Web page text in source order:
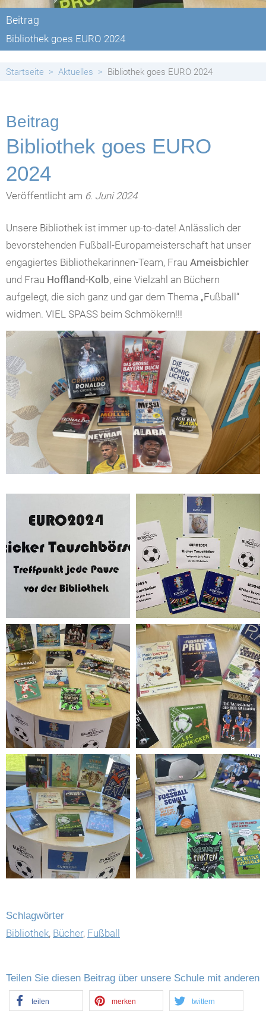
Beitrag
Bibliothek goes EURO 2024
Startseite Aktuelles Bibliothek goes EURO 2024
Beitrag
Bibliothek goes EURO
2024
Veröffentlicht am 6. Juni 2024
Unsere Bibliothek ist immer up-to-date! Anlässlich der
bevorstehenden Fußball-Europameisterschaft hat unser
engagiertes Bibliothekarinnen-Team, Frau Ameisbichler
und Frau Hoffland-Kolb, eine Vielzahl an Büchern
aufgelegt, die sich ganz und gar dem Thema „Fußball“
widmen. VIEL SPASS beim Schmökern!!!
Schlagwörter
Bibliothek, Bücher, Fußball
Teilen Sie diesen Beitrag über unsere Schule mit anderen
teilen merken twittern